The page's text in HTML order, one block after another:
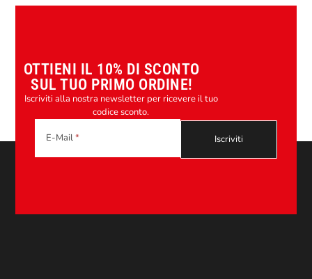
OTTIENI IL 10% DI SCONTO
SUL TUO PRIMO ORDINE!
Iscriviti alla nostra newsletter per ricevere il tuo
codice sconto.
E-Mail